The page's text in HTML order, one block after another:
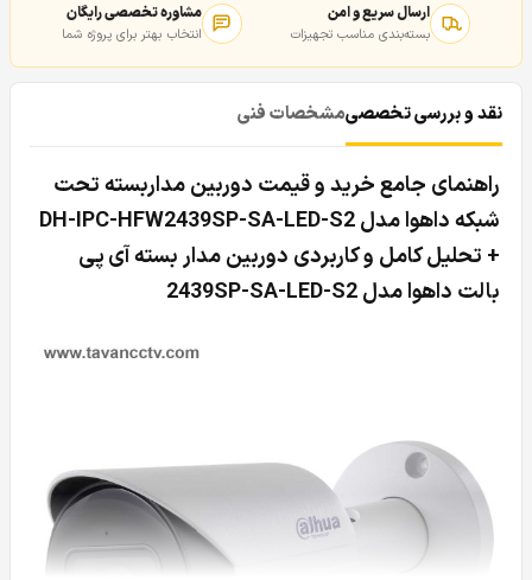
ارسال سریع و امن
بسته‌بندی مناسب تجهیزات
مشاوره تخصصی رایگان
انتخاب بهتر برای پروژه شما
نقد و بررسی تخصصیمشخصات فنی
راهنمای جامع خرید و قیمت دوربین مداربسته تحت
شبکه داهوا مدل DH-IPC-HFW2439SP-SA-LED-S2
+ تحلیل کامل و کاربردی دوربین مدار بسته آی پی
بالت داهوا مدل 2439SP-SA-LED-S2